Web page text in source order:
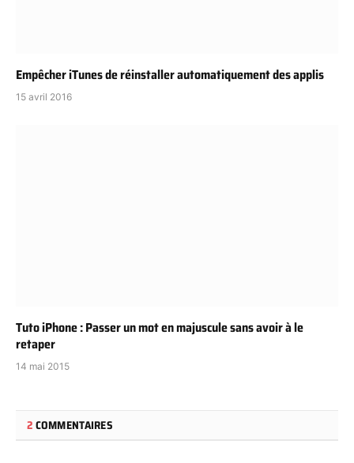
Empêcher iTunes de réinstaller automatiquement des applis
15 avril 2016
Tuto iPhone : Passer un mot en majuscule sans avoir à le
retaper
14 mai 2015
2COMMENTAIRES